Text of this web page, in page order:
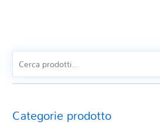
Categorie prodotto